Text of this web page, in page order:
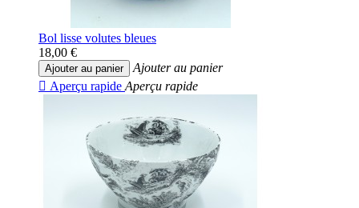
Bol lisse volutes bleues
18,00 €
Ajouter au panier
Ajouter au panier
 Aperçu rapide Aperçu rapide